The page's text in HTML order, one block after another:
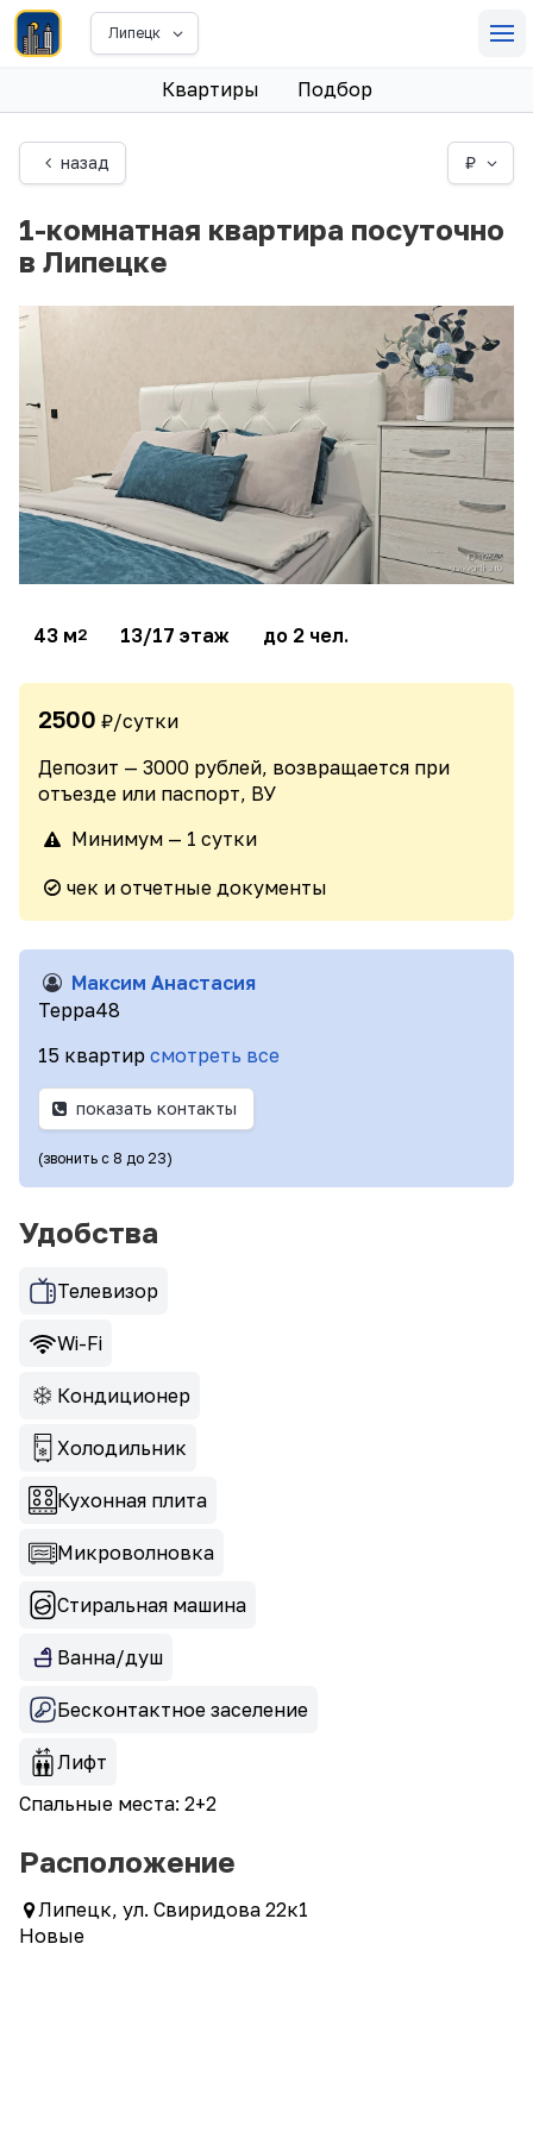
Липецк
Квартиры Подбор
назад ₽
1-комнатная квартира посуточно
в Липецке
43 м2 13/17 этаж до 2 чел.
2500 ₽/сутки
Депозит — 3000 рублей, возвращается при
отъезде или паспорт, ВУ
Минимум — 1 сутки
чек и отчетные документы
Максим Анастасия
Терра48
15 квартир смотреть все
показать контакты
(звонить с 8 до 23)
Удобства
Телевизор
Wi-Fi
Кондиционер
Холодильник
Кухонная плита
Микроволновка
Стиральная машина
Ванна/душ
Бесконтактное заселение
Лифт
Спальные места: 2+2
Расположение
Липецк, ул. Свиридова 22к1
Новые